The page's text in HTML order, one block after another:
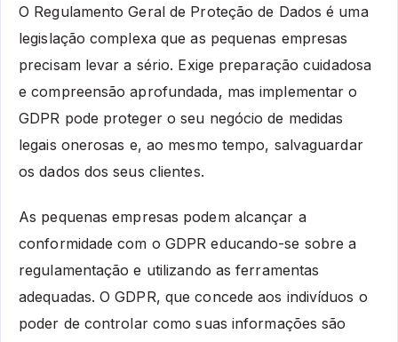
O Regulamento Geral de Proteção de Dados é uma
legislação complexa que as pequenas empresas
precisam levar a sério. Exige preparação cuidadosa
e compreensão aprofundada, mas implementar o
GDPR pode proteger o seu negócio de medidas
legais onerosas e, ao mesmo tempo, salvaguardar
os dados dos seus clientes.
As pequenas empresas podem alcançar a
conformidade com o GDPR educando-se sobre a
regulamentação e utilizando as ferramentas
adequadas. O GDPR, que concede aos indivíduos o
poder de controlar como suas informações são